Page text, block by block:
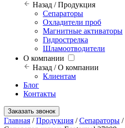
Назад / Продукция
Сепараторы
Охладители проб
Магнитные активаторы
Гидрострелка
Шламоотводители
О компании
Назад / О компании
Клиентам
Блог
Контакты
Заказать звонок
Главная /Продукция /Сепараторы /